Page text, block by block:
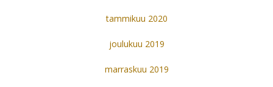
tammikuu 2020
joulukuu 2019
marraskuu 2019